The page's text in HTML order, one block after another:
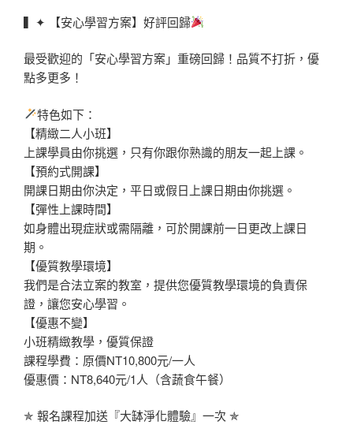
▍✦ 【安心學習方案】好評回歸
最受歡迎的「安心學習方案」重磅回歸！品質不打折，優
點多更多！
特色如下：
【精緻二人小班】
上課學員由你挑選，只有你跟你熟識的朋友一起上課。
【預約式開課】
開課日期由你決定，平日或假日上課日期由你挑選。
【彈性上課時間】
如身體出現症狀或需隔離，可於開課前一日更改上課日
期。
【優質教學環境】
我們是合法立案的教室，提供您優質教學環境的負責保
證，讓您安心學習。
【優惠不變】
小班精緻教學，優質保證
課程學費：原價NT10,800元/一人
優惠價：NT8,640元/1人（含蔬食午餐）
✯ 報名課程加送『大缽淨化體驗』一次 ✯